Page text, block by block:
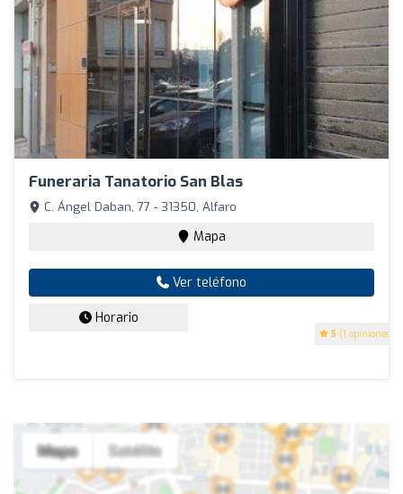
Funeraria Tanatorio San Blas
5 (1 opiniones)
C. Ángel Daban, 77 - 31350, Alfaro
Mapa
Ver teléfono
Horario